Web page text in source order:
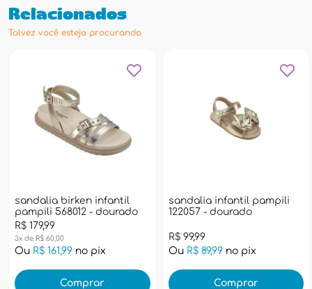
Relacionados
Talvez você esteja procurando
sandalia birken infantil
pampili 568012 - dourado
R$ 179,99
3x de R$ 60,00
Ou R$ 161,99 no pix
Comprar
sandalia infantil pampili
122057 - dourado
R$ 99,99
Ou R$ 89,99no pix
Comprar